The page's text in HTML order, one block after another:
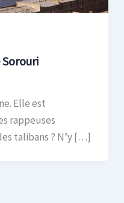
Sorouri
Elle est
rappeuses
talibans ? N’y […]